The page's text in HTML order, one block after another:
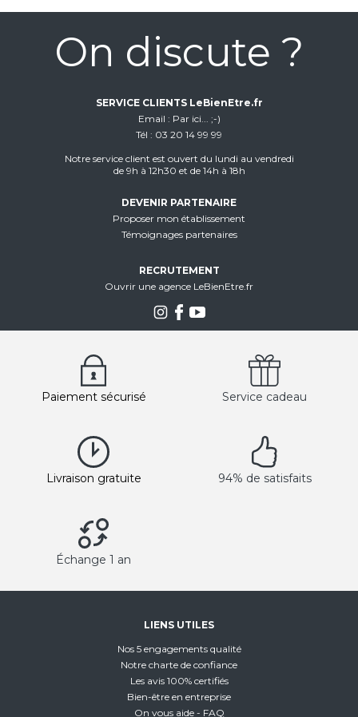
On discute ?
SERVICE CLIENTS LeBienEtre.fr
Email
Par ici... ;-)
Tél
03 20 14 99 99
Notre service client est ouvert du lundi au vendredi
de 9h à 12h30 et de 14h à 18h
DEVENIR PARTENAIRE
Proposer mon établissement
Témoignages partenaires
RECRUTEMENT
Ouvrir une agence LeBienEtre.fr
Paiement sécurisé Service cadeau
Livraison gratuite 94% de satisfaits
Échange 1 an
LIENS UTILES
Nos 5 engagements qualité
Notre charte de confiance
Les avis 100% certifiés
Bien-être en entreprise
On vous aide - FAQ